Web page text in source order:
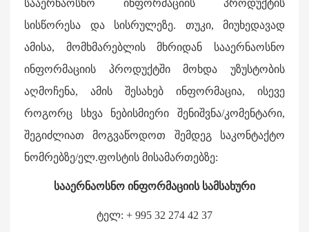
სააერნაოსნო ინფორმაციის პროდუქტის
სისწორესა და სისრულეზე. თუკი, მიუხედავად
ამისა, მომხმარებლის მხრიდან სააერნაოსნო
ინფორმაციის პროდუქტში მოხდა უზუსტობის
აღმოჩენა, ამის შესახებ ინფორმაცია, ისევე
როგორც სხვა ნებისმიერი შენიშვნა/კომენტარი,
შეგიძლიათ მოგვაწოდოთ შემდეგ საკონტაქტო
ნომრებზე/ელ.ფოსტის მისამართებზე:
სააერნაოსნო ინფორმაციის სამსახური
ტელ: + 995 32 274 42 37